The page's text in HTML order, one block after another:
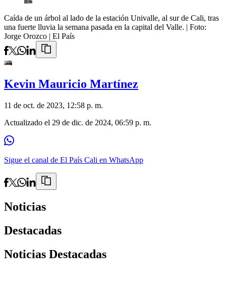
Caída de un árbol al lado de la estación Univalle, al sur de Cali, tras
una fuerte lluvia la semana pasada en la capital del Valle. | Foto:
Jorge Orozco | El País
Kevin Mauricio Martínez
11 de oct. de 2023, 12:58 p. m.
Actualizado el 29 de dic. de 2024, 06:59 p. m.
Sigue el canal de El País Cali en WhatsApp
Noticias
Destacadas
Noticias Destacadas